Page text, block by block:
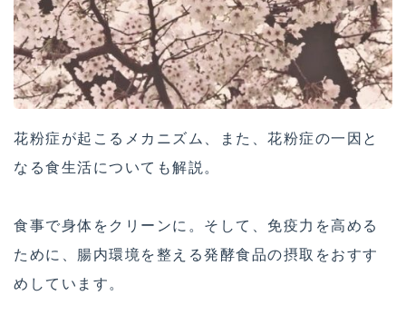
花粉症が起こるメカニズム、また、花粉症の一因と
なる食生活についても解説。
食事で身体をクリーンに。そして、免疫力を高める
ために、腸内環境を整える発酵食品の摂取をおすす
めしています。